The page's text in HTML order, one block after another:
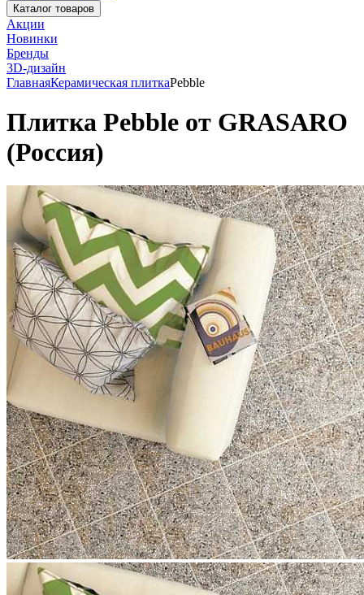
Каталог товаров
Акции
Новинки
Бренды
3D-дизайн
ГлавнаяКерамическая плиткаPebble
Плитка Pebble от GRASARO
(Россия)